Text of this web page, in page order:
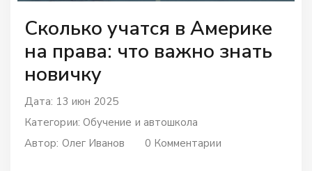
Сколько учатся в Америке
на права: что важно знать
новичку
Дата: 13 июн 2025
Категории: Обучение и автошкола
Автор: Олег Иванов 0 Комментарии